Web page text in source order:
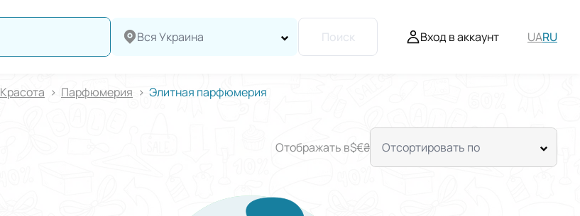
Вся Украина Поиск Вход в аккаунт UARU
Красота Парфюмерия Элитная парфюмерия
Отображать в$€₴ Отсортировать по